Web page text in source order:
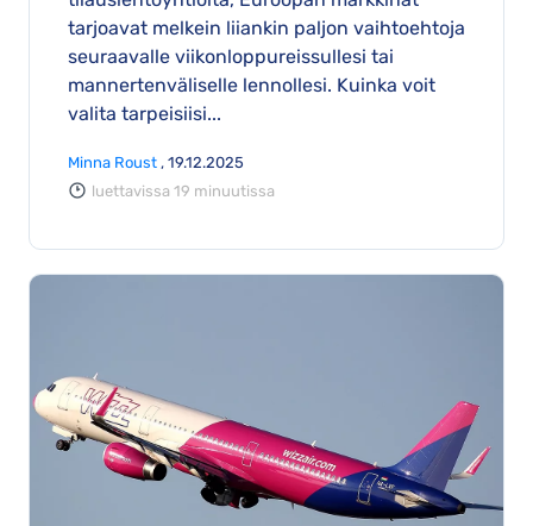
tarjoavat melkein liiankin paljon vaihtoehtoja
seuraavalle viikonloppureissullesi tai
mannertenväliselle lennollesi. Kuinka voit
valita tarpeisiisi...
Minna Roust , 19.12.2025
luettavissa 19 minuutissa